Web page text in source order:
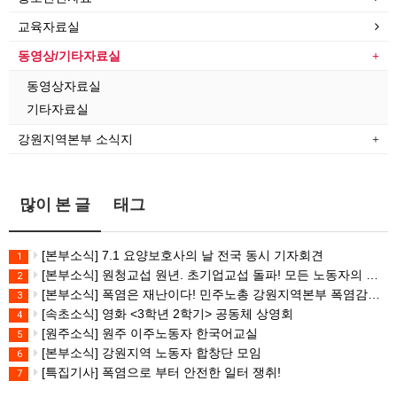
교육자료실
동영상/기타자료실
동영상자료실
기타자료실
강원지역본부 소식지
많이 본 글 태그
1 [본부소식] 7.1 요양보호사의 날 전국 동시 기자회견
2 [본부소식] 원청교섭 원년. 초기업교섭 돌파! 모든 노동자의 노동기본권 쟁취! 민주노총 7.15 총파업대회
3 [본부소식] 폭염은 재난이다! 민주노총 강원지역본부 폭염감시단 선포 기자회견
4 [속초소식] 영화 <3학년 2학기> 공동체 상영회
5 [원주소식] 원주 이주노동자 한국어교실
6 [본부소식] 강원지역 노동자 합창단 모임
7 [특집기사] 폭염으로 부터 안전한 일터 쟁취!